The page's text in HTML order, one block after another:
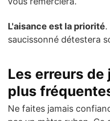
L'aisance est la priorité.
saucissonné détestera
Les erreurs
plus
Ne faites jamais